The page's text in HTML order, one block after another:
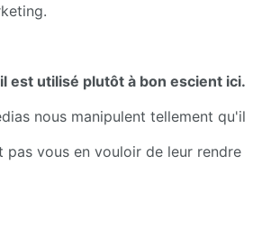
nous manipulent tellement qu'il
pas vous en vouloir de leur rendre